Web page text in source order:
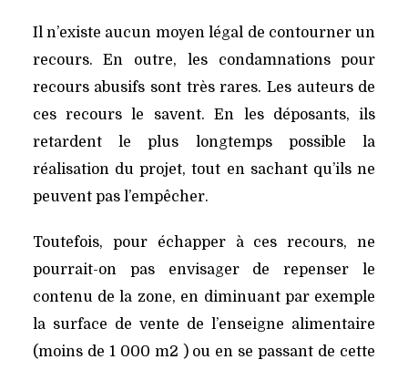
Il n’existe aucun moyen légal de contourner un
recours. En outre, les condamnations pour
recours abusifs sont très rares. Les auteurs de
ces recours le savent. En les déposants, ils
retardent le plus longtemps possible la
réalisation du projet, tout en sachant qu’ils ne
peuvent pas l’empêcher.
Toutefois, pour échapper à ces recours, ne
pourrait-on pas envisager de repenser le
contenu de la zone, en diminuant par exemple
la surface de vente de l’enseigne alimentaire
(moins de 1 000 m2 ) ou en se passant de cette